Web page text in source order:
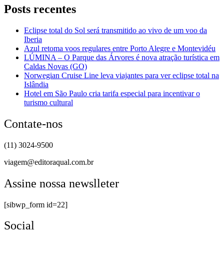
Posts recentes
Eclipse total do Sol será transmitido ao vivo de um voo da
Iberia
Azul retoma voos regulares entre Porto Alegre e Montevidéu
LÚMINA – O Parque das Árvores é nova atração turística em
Caldas Novas (GO)
Norwegian Cruise Line leva viajantes para ver eclipse total na
Islândia
Hotel em São Paulo cria tarifa especial para incentivar o
turismo cultural
Contate-nos
(11) 3024-9500
viagem@editoraqual.com.br
Assine nossa newslleter
[sibwp_form id=22]
Social